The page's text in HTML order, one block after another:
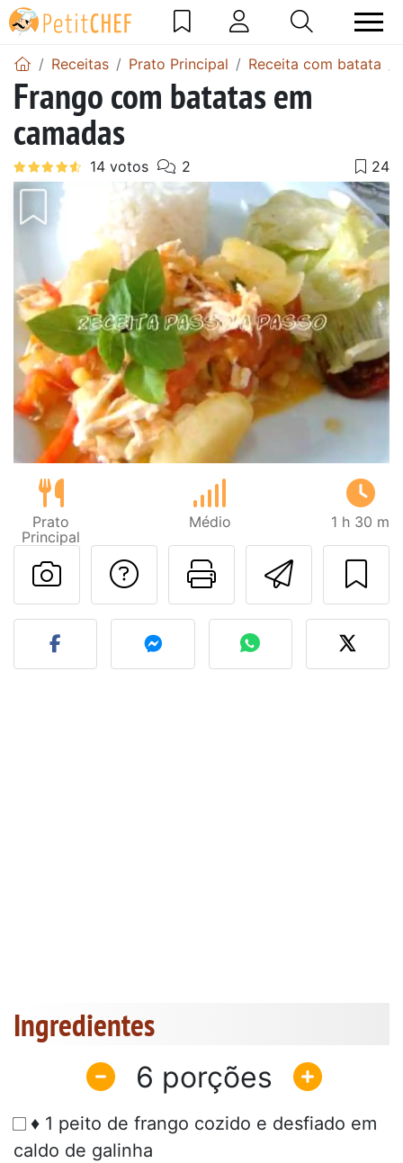
Receitas Prato Principal Receita com batata
Frango com batatas em
camadas
Prato
Principal
Médio 1 h 30 m
Imprima
Falar com o autor
Fez esta receita?
Ingredientes
6
♦ 1 peito de frango cozido e desfiado em
caldo de galinha